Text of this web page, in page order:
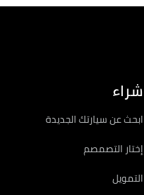
شراء
ابحث عن سيارتك الجديدة
إختار التصمصم
التمويل